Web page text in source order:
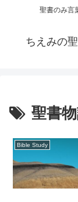
聖書のみ言
ちえみの
聖書
Bible Study